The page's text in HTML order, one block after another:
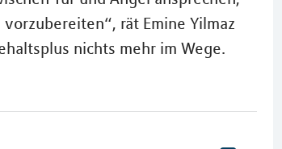
rät Emine Yilmaz
nichts mehr im Wege.